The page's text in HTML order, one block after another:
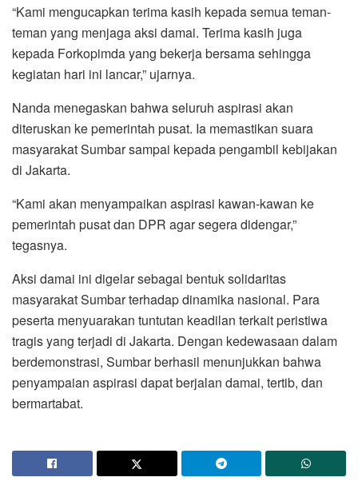
“Kami mengucapkan terima kasih kepada semua teman-
teman yang menjaga aksi damai. Terima kasih juga
kepada Forkopimda yang bekerja bersama sehingga
kegiatan hari ini lancar,” ujarnya.
Nanda menegaskan bahwa seluruh aspirasi akan
diteruskan ke pemerintah pusat. Ia memastikan suara
masyarakat Sumbar sampai kepada pengambil kebijakan
di Jakarta.
“Kami akan menyampaikan aspirasi kawan-kawan ke
pemerintah pusat dan DPR agar segera didengar,”
tegasnya.
Aksi damai ini digelar sebagai bentuk solidaritas
masyarakat Sumbar terhadap dinamika nasional. Para
peserta menyuarakan tuntutan keadilan terkait peristiwa
tragis yang terjadi di Jakarta. Dengan kedewasaan dalam
berdemonstrasi, Sumbar berhasil menunjukkan bahwa
penyampaian aspirasi dapat berjalan damai, tertib, dan
bermartabat.